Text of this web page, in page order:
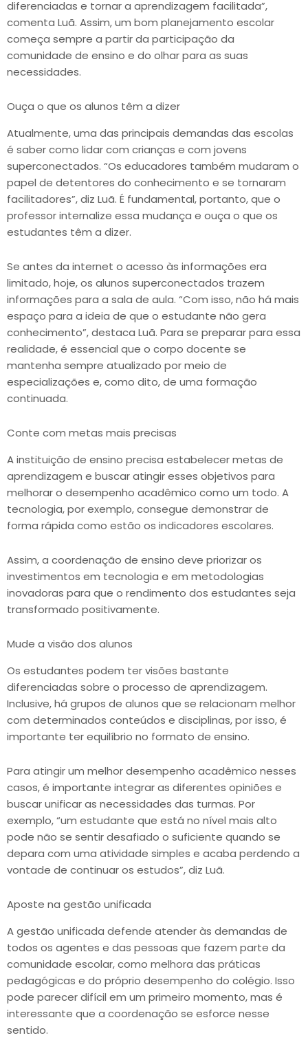
diferenciadas e tornar a aprendizagem facilitada”,
comenta Luã. Assim, um bom planejamento escolar
começa sempre a partir da participação da
comunidade de ensino e do olhar para as suas
necessidades.
Ouça o que os alunos têm a dizer
Atualmente, uma das principais demandas das escolas
é saber como lidar com crianças e com jovens
superconectados. “Os educadores também mudaram o
papel de detentores do conhecimento e se tornaram
facilitadores”, diz Luã. É fundamental, portanto, que o
professor internalize essa mudança e ouça o que os
estudantes têm a dizer.
Se antes da internet o acesso às informações era
limitado, hoje, os alunos superconectados trazem
informações para a sala de aula. “Com isso, não há mais
espaço para a ideia de que o estudante não gera
conhecimento”, destaca Luã. Para se preparar para essa
realidade, é essencial que o corpo docente se
mantenha sempre atualizado por meio de
especializações e, como dito, de uma formação
continuada.
Conte com metas mais precisas
A instituição de ensino precisa estabelecer metas de
aprendizagem e buscar atingir esses objetivos para
melhorar o desempenho acadêmico como um todo. A
tecnologia, por exemplo, consegue demonstrar de
forma rápida como estão os indicadores escolares.
Assim, a coordenação de ensino deve priorizar os
investimentos em tecnologia e em metodologias
inovadoras para que o rendimento dos estudantes seja
transformado positivamente.
Mude a visão dos alunos
Os estudantes podem ter visões bastante
diferenciadas sobre o processo de aprendizagem.
Inclusive, há grupos de alunos que se relacionam melhor
com determinados conteúdos e disciplinas, por isso, é
importante ter equilíbrio no formato de ensino.
Para atingir um melhor desempenho acadêmico nesses
casos, é importante integrar as diferentes opiniões e
buscar unificar as necessidades das turmas. Por
exemplo, “um estudante que está no nível mais alto
pode não se sentir desafiado o suficiente quando se
depara com uma atividade simples e acaba perdendo a
vontade de continuar os estudos”, diz Luã.
Aposte na gestão unificada
A gestão unificada defende atender às demandas de
todos os agentes e das pessoas que fazem parte da
comunidade escolar, como melhora das práticas
pedagógicas e do próprio desempenho do colégio. Isso
pode parecer difícil em um primeiro momento, mas é
interessante que a coordenação se esforce nesse
sentido.